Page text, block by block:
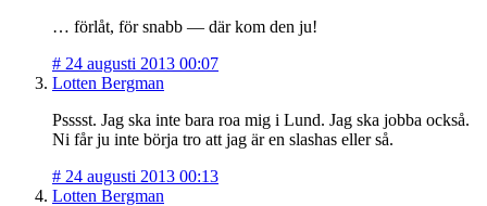
… förlåt, för snabb — där kom den ju!
# 24 augusti 2013 00:07
Lotten Bergman
Psssst. Jag ska inte bara roa mig i Lund. Jag ska jobba också.
Ni får ju inte börja tro att jag är en slashas eller så.
# 24 augusti 2013 00:13
Lotten Bergman